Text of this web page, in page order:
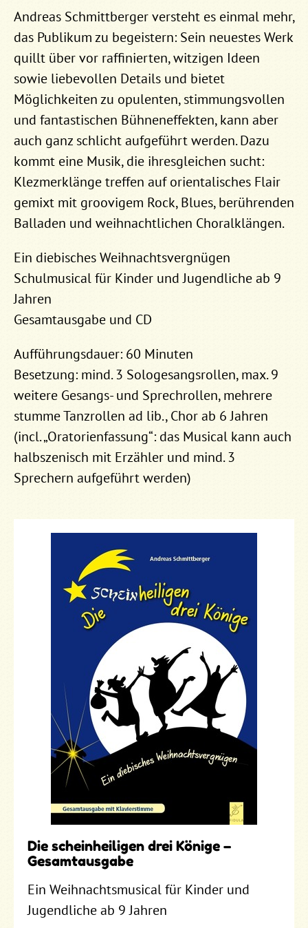
Andreas Schmittberger versteht es einmal mehr,
das Publikum zu begeistern: Sein neuestes Werk
quillt über vor raffinierten, witzigen Ideen
sowie liebevollen Details und bietet
Möglichkeiten zu opulenten, stimmungsvollen
und fantastischen Bühneneffekten, kann aber
auch ganz schlicht aufgeführt werden. Dazu
kommt eine Musik, die ihresgleichen sucht:
Klezmerklänge treffen auf orientalisches Flair
gemixt mit groovigem Rock, Blues, berührenden
Balladen und weihnachtlichen Choralklängen.
Ein diebisches Weihnachtsvergnügen
Schulmusical für Kinder und Jugendliche ab 9
Jahren
Gesamtausgabe und CD
Aufführungsdauer: 60 Minuten
Besetzung: mind. 3 Sologesangsrollen, max. 9
weitere Gesangs- und Sprechrollen, mehrere
stumme Tanzrollen ad lib., Chor ab 6 Jahren
(incl. „Oratorienfassung“: das Musical kann auch
halbszenisch mit Erzähler und mind. 3
Sprechern aufgeführt werden)
Die scheinheiligen drei Könige –
Gesamtausgabe
Ein Weihnachtsmusical für Kinder und
Jugendliche ab 9 Jahren